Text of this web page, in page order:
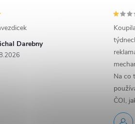
Darebny
Na co
ČOI,